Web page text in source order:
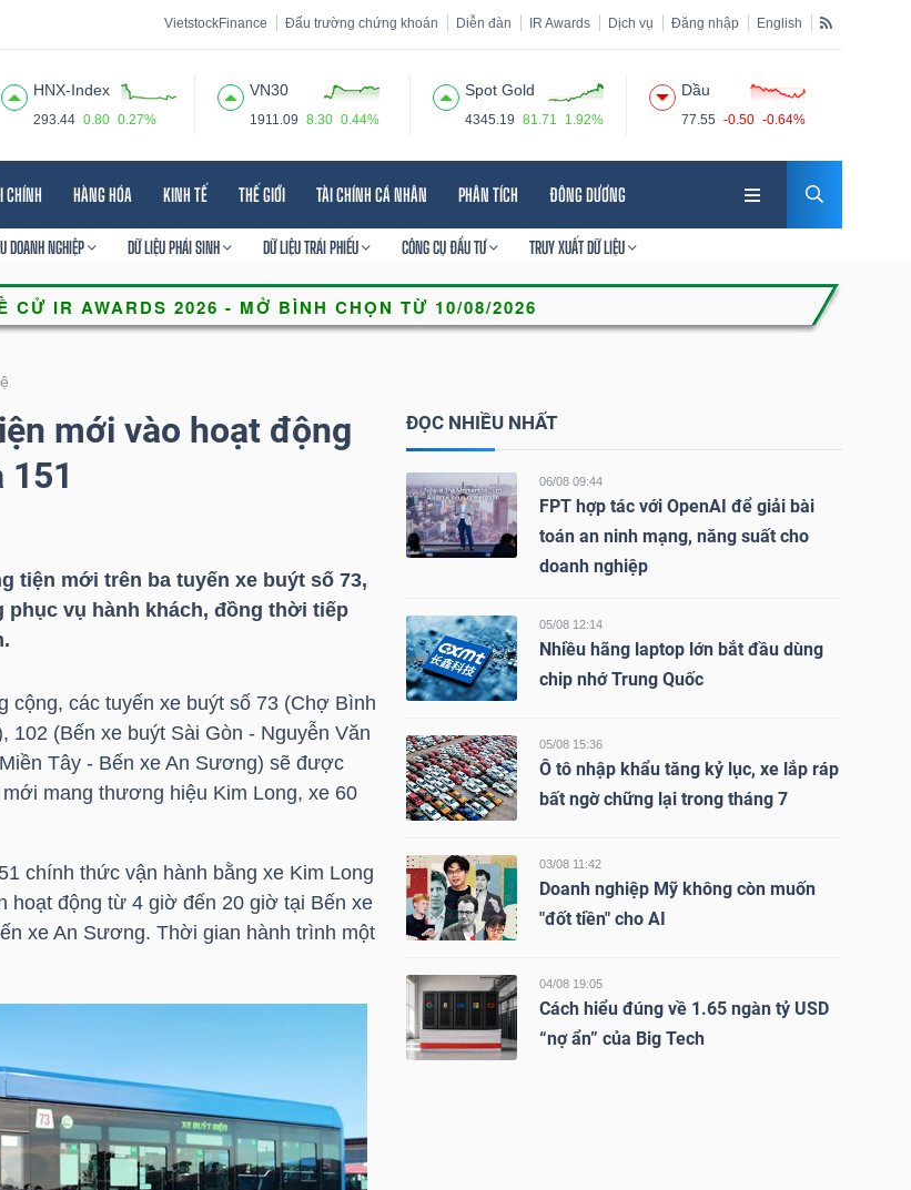
VietstockFinance Đấu trường chứng khoán Diễn đàn IR Awards Dịch vụ Đăng nhập English
HNX-Index
293.44 0.80 0.27%
VN30
1911.09 8.30 0.44%
Spot Gold
4345.19 81.71 1.92%
Dầu
77.55 -0.50 -0.64%
CHÍNH HÀNG HÓA KINH TẾ THẾ GIỚI TÀI CHÍNH CÁ NHÂN PHÂN TÍCH ĐÔNG DƯƠNG
DOANH NGHIỆP DỮ LIỆU PHÁI SINH DỮ LIỆU TRÁI PHIẾU CÔNG CỤ ĐẦU TƯ TRUY XUẤT DỮ LIỆU
mới vào hoạt động
151
tiện mới trên ba tuyến xe buýt số 73,
phục vụ hành khách, đồng thời tiếp
cộng, các tuyến xe buýt số 73 (Chợ Bình
102 (Bến xe buýt Sài Gòn - Nguyễn Văn
Tây - Bến xe An Sương) sẽ được
mang thương hiệu Kim Long, xe 60
chính thức vận hành bằng xe Kim Long
hoạt động từ 4 giờ đến 20 giờ tại Bến xe
xe An Sương. Thời gian hành trình một
ĐỌC NHIỀU NHẤT
06/08 09:44
FPT hợp tác với OpenAI để giải bài
toán an ninh mạng, năng suất cho
doanh nghiệp
05/08 12:14
Nhiều hãng laptop lớn bắt đầu dùng
chip nhớ Trung Quốc
05/08 15:36
Ô tô nhập khẩu tăng kỷ lục, xe lắp ráp
bất ngờ chững lại trong tháng 7
03/08 11:42
Doanh nghiệp Mỹ không còn muốn
"đốt tiền" cho AI
04/08 19:05
Cách hiểu đúng về 1.65 ngàn tỷ USD
“nợ ẩn” của Big Tech